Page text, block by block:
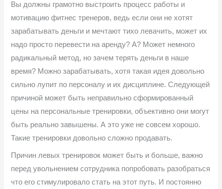
Вы должны грамотно выстроить процесс работы и
мотивацию фитнес тренеров, ведь если они не хотят
зарабатывать деньги и мечтают тихо левачить, может их
надо просто перевести на аренду? А? Может немного
радикальный метод, но зачем терять деньги в наше
время? Можно зарабатывать, хотя такая идея довольно
сильно лупит по персоналу и их дисциплине. Следующей
причиной может быть неправильно сформированный
цены на персональные тренировки, объективно они могут
быть реально завышены. А это уже не совсем хорошо.
Такие тренировки довольно сложно продавать.
Причин левых тренировок может быть и больше, важно
перед увольнением сотрудника попробовать разобраться
что его стимулировало стать на этот путь. И постоянно